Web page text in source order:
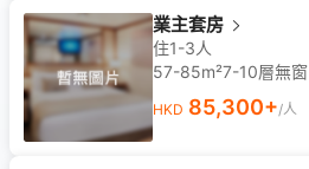
業主套房
住1-3人
57-85m²7-10層無窗
HKD 85,300+/人